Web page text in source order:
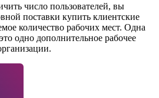
число пользователей, вы
поставки купить клиентские
количество рабочих мест. Одна
одно дополнительное рабочее